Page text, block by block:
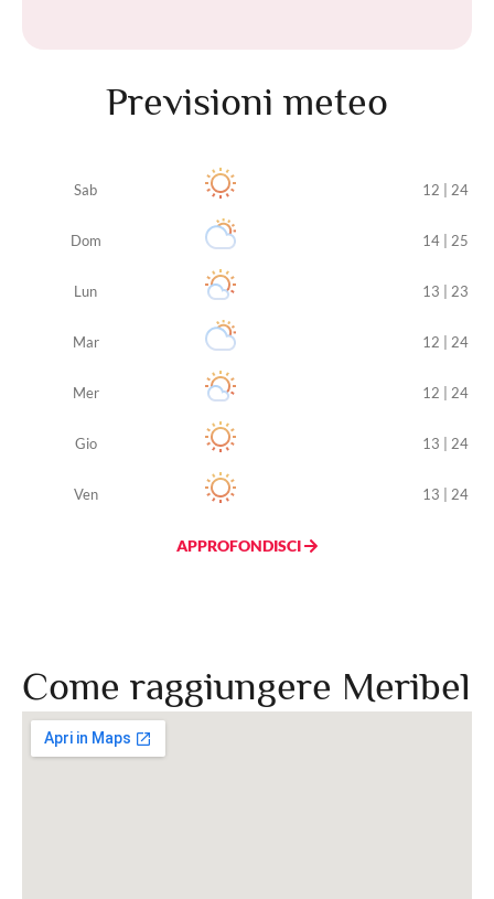
Previsioni meteo
Sab 12 | 24
Dom 14 | 25
Lun 13 | 23
Mar 12 | 24
Mer 12 | 24
Gio 13 | 24
Ven 13 | 24
APPROFONDISCI
Come raggiungere Meribel